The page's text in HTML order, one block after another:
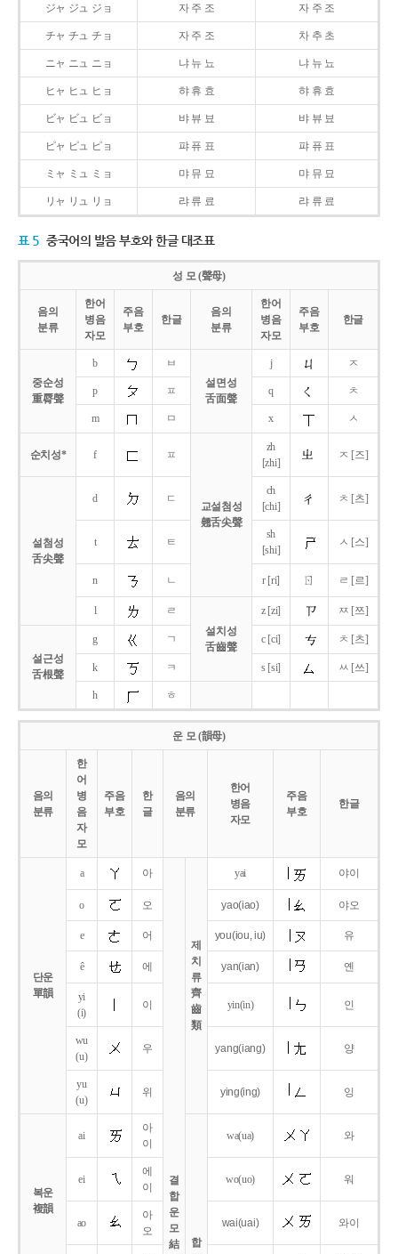
ジャ ジュ ジョ 자 주 조 자 주 조
チャ チュ チョ 자 주 조 차 추 초
ニャ ニュ ニョ 냐 뉴 뇨 냐 뉴 뇨
ヒャ ヒュ ヒョ 햐 휴 효 햐 휴 효
ビャ ビュ ビョ 뱌 뷰 뵤 뱌 뷰 뵤
ピャ ピュ ピョ 퍄 퓨 표 퍄 퓨 표
ミャ ミュ ミョ 먀 뮤 묘 먀 뮤 묘
リャ リュ リョ 랴 류 료 랴 류 료
표 5 중국어의 발음 부호와 한글 대조표
성 모 (聲母)
음의
분류
한어
병음
자모
주음
부호
한글
음의
분류
한어
병음
자모
주음
부호
한글
중순성
重脣聲
b
ㅂ
설면성
舌面聲
j ㅈ
p ㅍ q ㅊ
m ㅁ x ㅅ
순치성* f ㅍ
교설첨성
翹舌尖聲
zh
[zhi]
ㅈ [즈]
설첨성
舌尖聲
d ㄷ
ch
[chi]
ㅊ [츠]
t ㅌ
sh
[shi]
ㅅ [스]
n ㄴ r [ri] ㄖ ㄹ [르]
l
ㄹ
설치성
舌齒聲
z [zi] ㅉ [쯔]
설근성
舌根聲
g ㄱ c [ci] ㅊ [츠]
k ㅋ s [si] ㅆ [쓰]
h ㅎ
운 모 (韻母)
음의
분류
한
어
병
음
자
모
주음
부호
한
글
음의
분류
한어
병음
자모
주음
부호
한글
단운
單韻
a 아
결
합
운
모
結
제
치
류
齊
齒
類
yai 야이
o 오 yao(iao) 야오
e 어 you(iou,iu) 유
ê 에 yan(ian) 옌
yi
(i)
이 yin(in) 인
wu
(u)
우 yang(iang) 양
yu
(u)
위 ying(ing) 잉
복운
複韻
ai
아
이
합
wa(ua) 와
ei
에
이
wo(uo) 워
ao
아
오
wai(uai) 와이